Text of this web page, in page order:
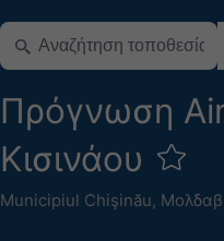
Πρόγνωση
Κισινάου
Municipiul Chişinău,